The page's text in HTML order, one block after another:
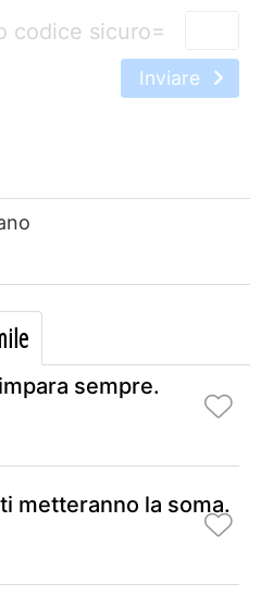
=
Inviare
sempre.
metteranno la soma.